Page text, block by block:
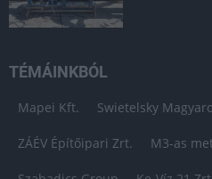
TÉMÁINKBÓL
Mapei Kft. Swietelsky
ZÁÉV Építőipari Zrt. M3-as